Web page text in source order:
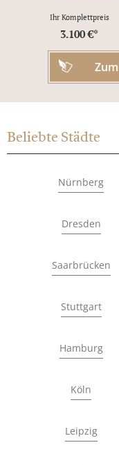
Ihr Komplettpreis
3.100 €*
Beliebte Städte
Nürnberg
Dresden
Saarbrücken
Stuttgart
Hamburg
Köln
Leipzig